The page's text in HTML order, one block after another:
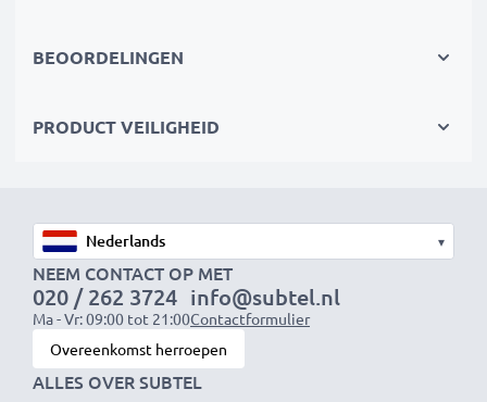
met Cinch aansluiting (geel (video) / wit (audio mono))
✔ Spelconsoles
✔ Televisies & projectoren
✔ DVD- & Blu-ray-spelers
✔ Subwoofers & versterkers
Upgrade je audio-video ervaring met onze
BEOORDELINGEN
PRODUCT VEILIGHEID
▾
NEEM CONTACT OP MET
020 / 262 3724
Ma - Vr: 09:00 tot 21:00
info@subtel.nl
Contactformulier
Overeenkomst herroepen
ALLES OVER SUBTEL